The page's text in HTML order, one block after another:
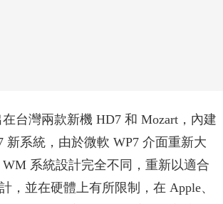
台灣兩款新機 HD7 和 Mozart ，內建
新系統，由於微軟 WP7 介面重新大
WM 系統設計完全不同，重新以適合
，並在硬體上有所限制，在 Apple、